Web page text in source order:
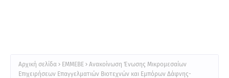
Αρχική σελίδα ΕΜΜΕΒΕ
Ανακοίνωση Ένωσης Μικρομεσαίων
Επιχειρήσεων Επαγγελματιών Βιοτεχνών και Εμπόρων Δάφνης-